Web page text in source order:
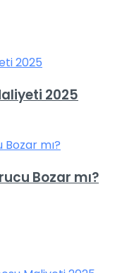
2025
Bozar mı?